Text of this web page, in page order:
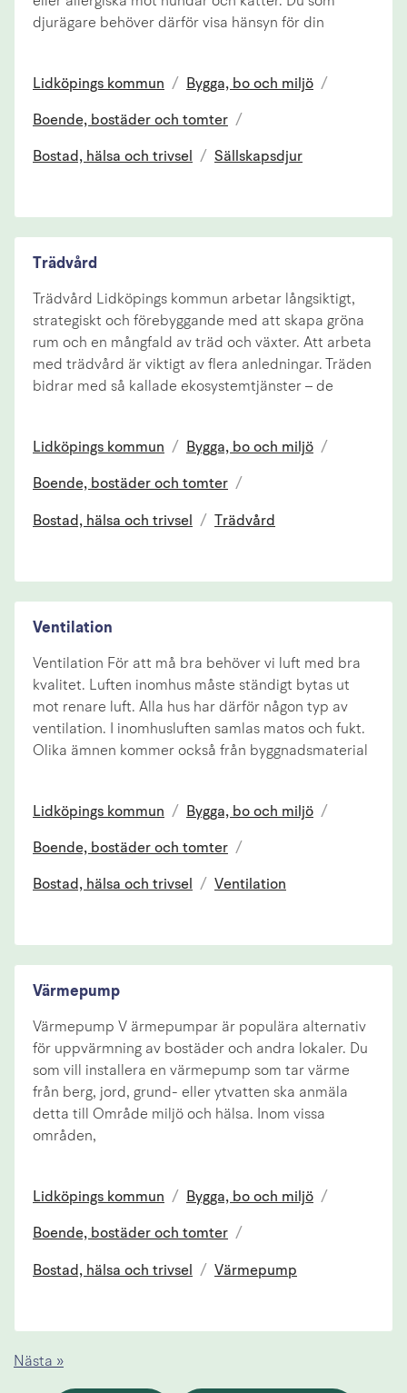
djurägare behöver därför visa hänsyn för din
Lidköpings kommun / Bygga, bo och miljö /
Boende, bostäder och tomter /
Bostad, hälsa och trivsel / Sällskapsdjur
Trädvård
Trädvård Lidköpings kommun arbetar långsiktigt,
strategiskt och förebyggande med att skapa gröna
rum och en mångfald av träd och växter. Att arbeta
med trädvård är viktigt av flera anledningar. Träden
bidrar med så kallade ekosystemtjänster – de
Lidköpings kommun / Bygga, bo och miljö /
Boende, bostäder och tomter /
Bostad, hälsa och trivsel / Trädvård
Ventilation
Ventilation För att må bra behöver vi luft med bra
kvalitet. Luften inomhus måste ständigt bytas ut
mot renare luft. Alla hus har därför någon typ av
ventilation. I inomhusluften samlas matos och fukt.
Olika ämnen kommer också från byggnadsmaterial
Lidköpings kommun / Bygga, bo och miljö /
Boende, bostäder och tomter /
Bostad, hälsa och trivsel / Ventilation
Värmepump
Värmepump V ärmepumpar är populära alternativ
för uppvärmning av bostäder och andra lokaler. Du
som vill installera en värmepump som tar värme
från berg, jord, grund- eller ytvatten ska anmäla
detta till Område miljö och hälsa. Inom vissa
områden,
Lidköpings kommun / Bygga, bo och miljö /
Boende, bostäder och tomter /
Bostad, hälsa och trivsel / Värmepump
Nästa »